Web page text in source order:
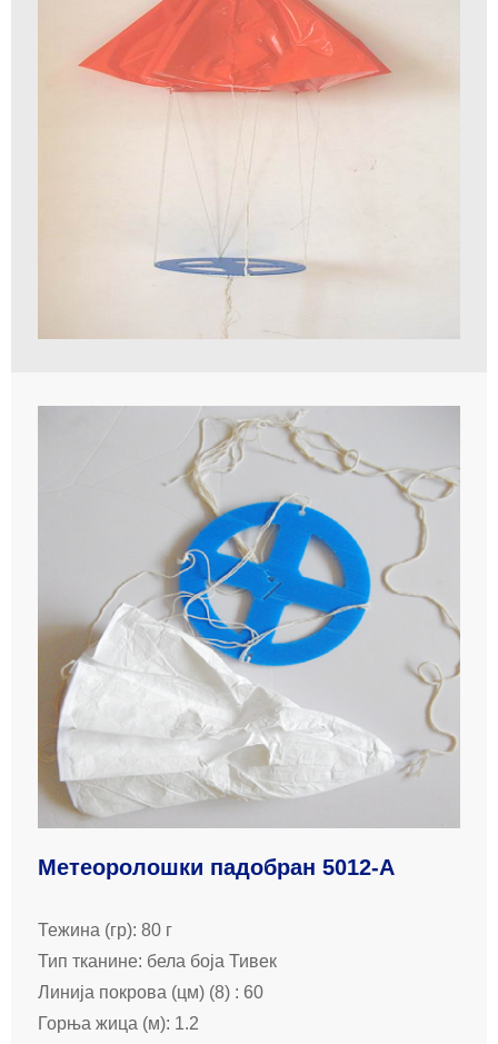
Метеоролошки падобран 5012-А
Тежина (гр): 80 г
Тип тканине: бела боја Тивек
Линија покрова (цм) (8) : 60
Горња жица (м): 1.2